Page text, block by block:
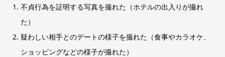
不貞行為を証明する写真を撮れた（ホテルの出入りが撮れ
た）
疑わしい相手とのデートの様子を撮れた（食事やカラオケ、
ショッピングなどの様子が撮れた）